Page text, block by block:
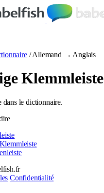
/ Allemand → Anglais
Klemmleiste
dans le dictionnaire.
Confidentialité